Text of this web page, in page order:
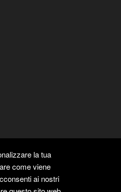
la tua
come viene
ai nostri